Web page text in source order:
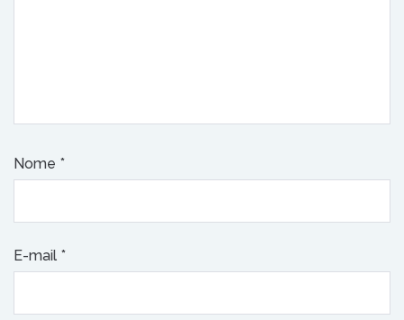
Nome *
E-mail *